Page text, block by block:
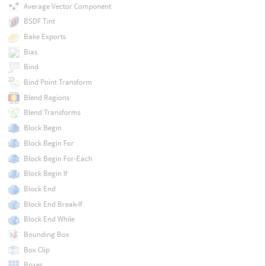
Average Vector Component
BSDF Tint
Bake Exports
Bias
Bind
Bind Point Transform
Blend Regions
Blend Transforms
Block Begin
Block Begin For
Block Begin For-Each
Block Begin If
Block End
Block End Break-If
Block End While
Bounding Box
Box Clip